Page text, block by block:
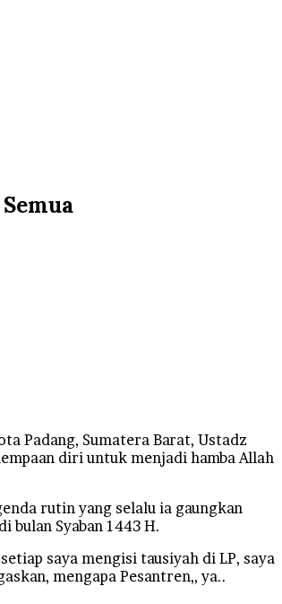
Padang, Sumatera Barat, Ustadz
diri untuk menjadi hamba Allah
rutin yang selalu ia gaungkan
bulan Syaban 1443 H.
saya mengisi tausiyah di LP, saya
mengapa Pesantren,, ya..